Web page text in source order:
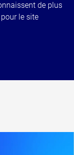
de plus
le site